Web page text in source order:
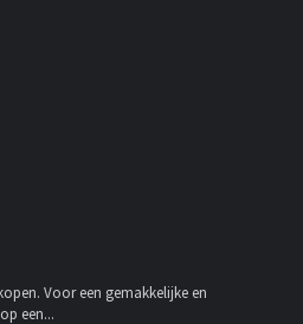
Voor een gemakkelijke en
een...